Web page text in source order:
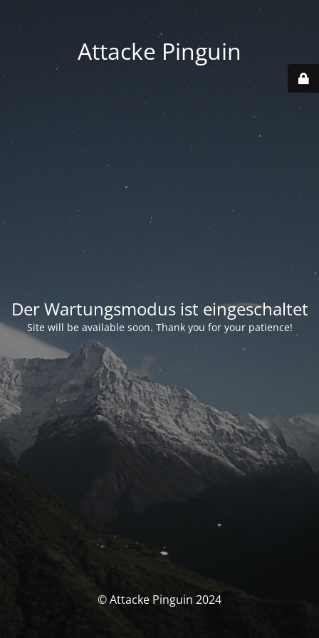
Attacke Pinguin
Der Wartungsmodus ist eingeschaltet
Site will be available soon. Thank you for your patience!
© Attacke Pinguin 2024